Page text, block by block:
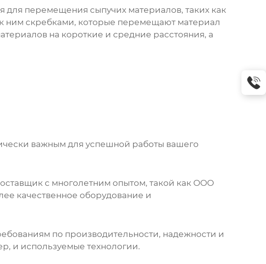
для перемещения сыпучих материалов, таких как
ним скребками, которые перемещают материал
на короткие и средние расстояния, а
важным для успешной работы вашего
с многолетним опытом, такой как ООО
качественное оборудование и
по производительности, надежности и
и используемые технологии.